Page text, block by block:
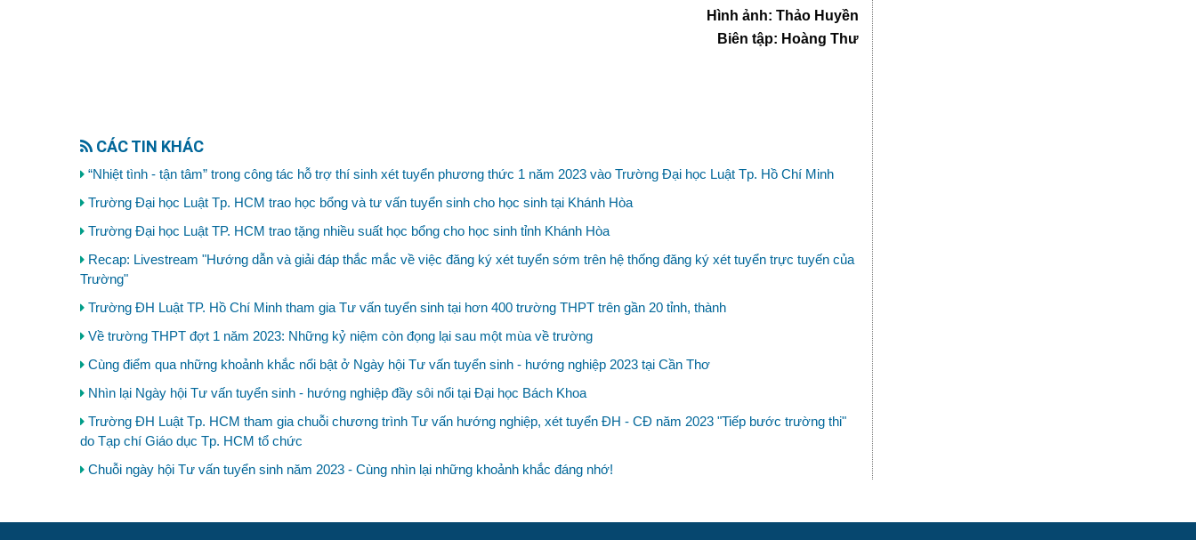
Hình ảnh: Thảo Huyền
Biên tập: Hoàng Thư
CÁC TIN KHÁC
“Nhiệt tình - tận tâm” trong công tác hỗ trợ thí sinh xét tuyển phương thức 1 năm 2023 vào Trường Đại học Luật Tp. Hồ Chí Minh
Trường Đại học Luật Tp. HCM trao học bổng và tư vấn tuyển sinh cho học sinh tại Khánh Hòa
Trường Đại học Luật TP. HCM trao tặng nhiều suất học bổng cho học sinh tỉnh Khánh Hòa
Recap: Livestream "Hướng dẫn và giải đáp thắc mắc về việc đăng ký xét tuyển sớm trên hệ thống đăng ký xét tuyển trực tuyến của
Trường"
Trường ĐH Luật TP. Hồ Chí Minh tham gia Tư vấn tuyển sinh tại hơn 400 trường THPT trên gần 20 tỉnh, thành
Về trường THPT đợt 1 năm 2023: Những kỷ niệm còn đọng lại sau một mùa về trường
Cùng điểm qua những khoảnh khắc nổi bật ở Ngày hội Tư vấn tuyển sinh - hướng nghiệp 2023 tại Cần Thơ
Nhìn lại Ngày hội Tư vấn tuyển sinh - hướng nghiệp đầy sôi nổi tại Đại học Bách Khoa
Trường ĐH Luật Tp. HCM tham gia chuỗi chương trình Tư vấn hướng nghiệp, xét tuyển ĐH - CĐ năm 2023 "Tiếp bước trường thi"
do Tạp chí Giáo dục Tp. HCM tổ chức
Chuỗi ngày hội Tư vấn tuyển sinh năm 2023 - Cùng nhìn lại những khoảnh khắc đáng nhớ!